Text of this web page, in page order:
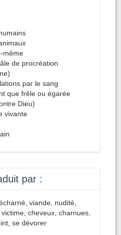
même
de procréation
par le sang
que frêle ou égarée
Dieu)
vivante
par :
viande, nudité,
cheveux, charnues,
se dévorer